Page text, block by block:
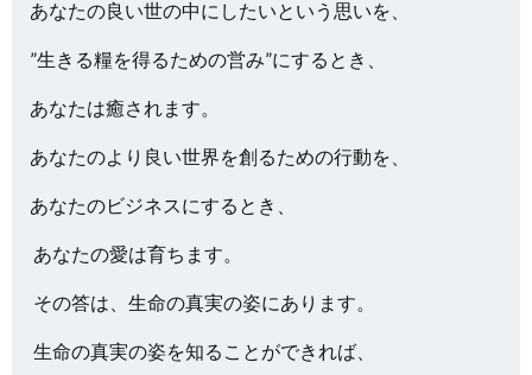
あなたの良い世の中にしたいという思いを、
”生きる糧を得るための営み”にするとき、
あなたは癒されます。
あなたのより良い世界を創るための行動を、
あなたのビジネスにするとき、
あなたの愛は育ちます。
その答は、生命の真実の姿にあります。
生命の真実の姿を知ることができれば、